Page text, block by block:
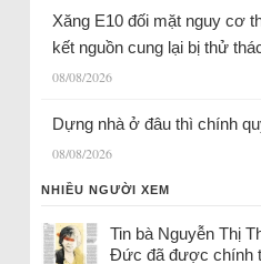
Xăng E10 đối mặt nguy cơ
kết nguồn cung lại bị thử
08/08/2026
Dựng nhà ở đâu thì chính
08/08/2026
NHIỀU NGƯỜI XEM
Tin bà Nguyễn Thị
Đức đã được chính